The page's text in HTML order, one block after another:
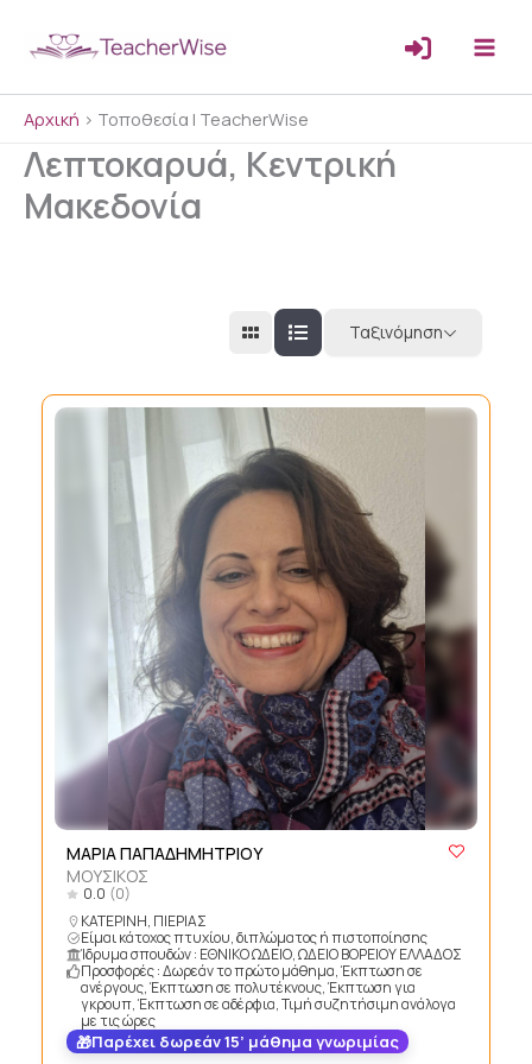
Αρχική > Τοποθεσία | TeacherWise
Λεπτοκαρυά, Κεντρική
Μακεδονία
Ταξινόμηση
MΑΡΙΑ ΠΑΠΑΔΗΜΗΤΡΙΟΥ
ΜΟΥΣΙΚΟΣ
0.0 (0)
ΚΑΤΕΡΙΝΗ, ΠΙΕΡΙΑΣ
Είμαι κάτοχος πτυχίου, διπλώματος ή πιστοποίησης
Ίδρυμα σπουδών : ΕΘΝΙΚΟ ΩΔΕΙΟ, ΩΔΕΙΟ ΒΟΡΕΙΟΥ ΕΛΛΑΔΟΣ
Προσφορές : Δωρεάν το πρώτο μάθημα, Έκπτωση σε
ανέργους, Έκπτωση σε πολυτέκνους, Έκπτωση για
γκρουπ, Έκπτωση σε αδέρφια, Τιμή συζητήσιμη ανάλογα
με τις ώρες
Παρέχει δωρεάν 15’ μάθημα γνωριμίας